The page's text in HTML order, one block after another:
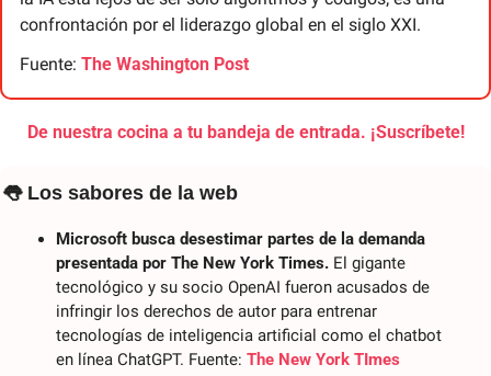
confrontación por el liderazgo global en el siglo XXI.
Fuente: The Washington Post
De nuestra cocina a tu bandeja de entrada. ¡Suscríbete!
👅 Los sabores de la web
Microsoft busca desestimar partes de la demanda
presentada por The New York Times. El gigante
tecnológico y su socio OpenAI fueron acusados ​​de
infringir los derechos de autor para entrenar
tecnologías de inteligencia artificial como el chatbot
en línea ChatGPT. Fuente: The New York TImes